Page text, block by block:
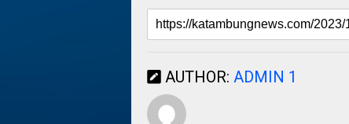
AUTHOR: ADMIN 1